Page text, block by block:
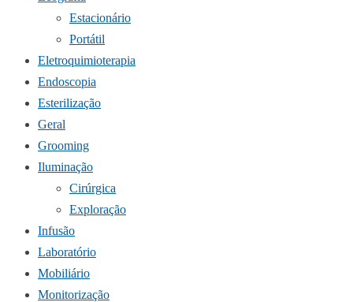
Estacionário
Portátil
Eletroquimioterapia
Endoscopia
Esterilização
Geral
Grooming
Iluminação
Cirúrgica
Exploração
Infusão
Laboratório
Mobiliário
Monitorização